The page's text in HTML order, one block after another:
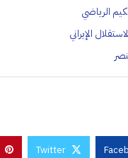
الرياضي
الإيراني
Twitter